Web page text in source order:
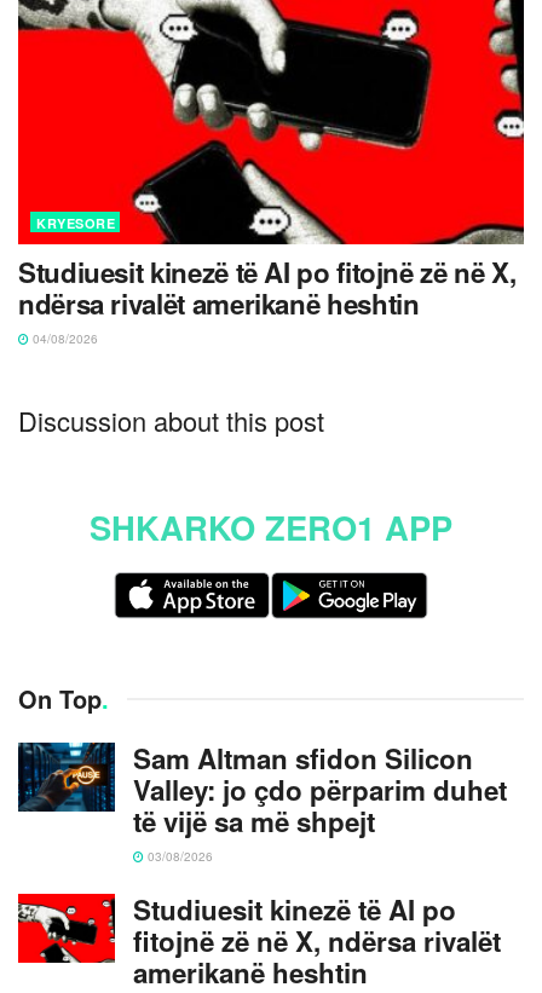
KRYESORE
Studiuesit kinezë të AI po fitojnë zë në X,
ndërsa rivalët amerikanë heshtin
04/08/2026
Discussion about this post
SHKARKO ZERO1 APP
On Top.
Sam Altman sfidon Silicon
Valley: jo çdo përparim duhet
të vijë sa më shpejt
03/08/2026
Studiuesit kinezë të AI po
fitojnë zë në X, ndërsa rivalët
amerikanë heshtin